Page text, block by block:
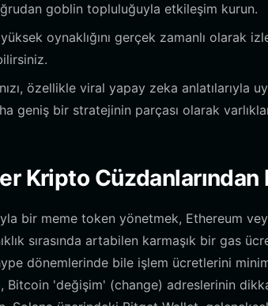
goblin topluluğuyla etkileşim kurun.
oynaklığını gerçek zamanlı olarak
özellikle viral yapay zeka anlatılarıyla
geniş bir stratejinin parçası olarak
Kripto Cüzdanlarından
bir meme token yönetmek, Ethereum
sırasında artabilen karmaşık bir gas
dönemlerinde bile işlem ücretlerini
Bitcoin 'değişim' (change) adreslerinin